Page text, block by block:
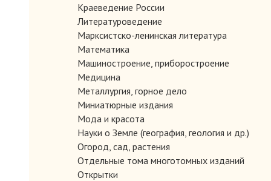
Краеведение России
Литературоведение
Марксистско-ленинская литература
Математика
Машиностроение, приборостроение
Медицина
Металлургия, горное дело
Миниатюрные издания
Мода и красота
Науки о Земле (география, геология и др.)
Огород, сад, растения
Отдельные тома многотомных изданий
Открытки